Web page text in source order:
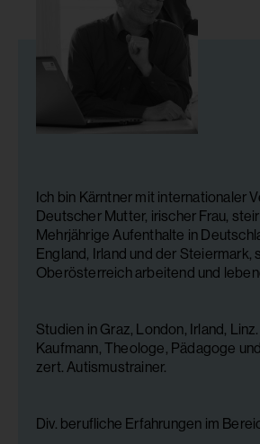
Ich bin Kärntner mit internationaler
Deutscher Mutter, irischer Frau,
Mehrjährige Aufenthalte in
England, Irland und der Steiermark,
Oberösterreich arbeitend und
Studien in Graz, London, Irland,
Kaufmann, Theologe, Pädagoge
zert. Autismustrainer.
Div. berufliche Erfahrungen im